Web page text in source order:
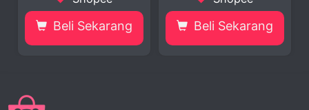
Beli Sekarang Beli